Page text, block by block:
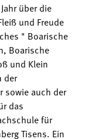
über die
und Freude
" Boarische
Boarische
und Klein
der
sowie auch der
das
für
Tisens. Ein